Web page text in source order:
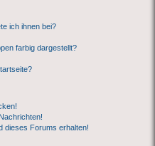
ich ihnen bei?
farbig dargestellt?
dieses Forums erhalten!